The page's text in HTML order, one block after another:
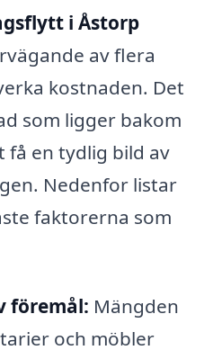
i Åstorp
av flera
kostnaden. Det
som ligger bakom
en tydlig bild av
Nedenfor listar
faktorerna som
föremål: Mängden
och möbler